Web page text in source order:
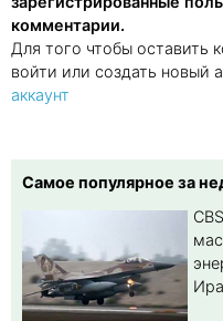
комментарии.
Для того чтобы оставить
войти или создать новый
аккаунт
Самое популярное за